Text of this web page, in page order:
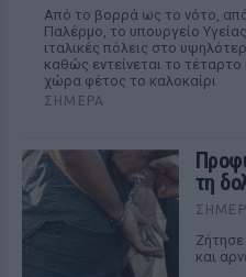
Από το βορρά ως το νότο,
Παλέρμο, το υπουργείο
ιταλικές πόλεις στο
καθώς εντείνεται το
χώρα φέτος το καλοκαίρι
ΣΉΜΕΡΑ
τη
και